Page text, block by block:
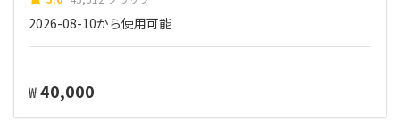
2026-08-10から使用可能
₩40,000